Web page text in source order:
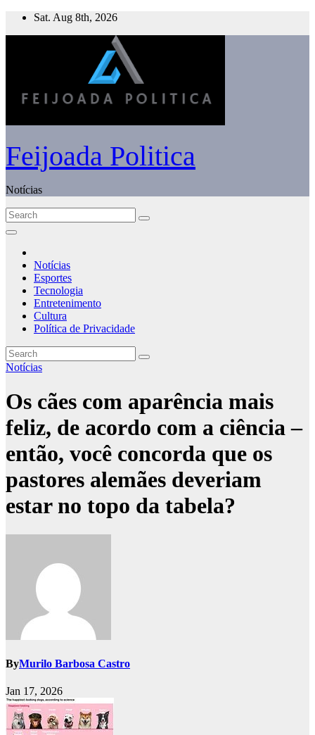
Skip
Sat. Aug 8th, 2026
Feijoada Politica
Notícias
Notícias
Esportes
Tecnologia
Entretenimento
Cultura
Política de Privacidade
Notícias
Os cães com aparência mais
feliz, de acordo com a ciência –
então, você concorda que os
pastores alemães deveriam
estar no topo da tabela?
ByMurilo Barbosa Castro
Jan 17, 2026